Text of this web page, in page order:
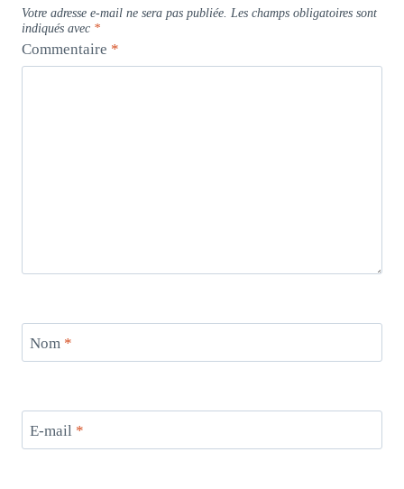
Votre adresse e-mail ne sera pas publiée. Les champs obligatoires sont
indiqués avec *
Commentaire *
Nom *
E-mail *